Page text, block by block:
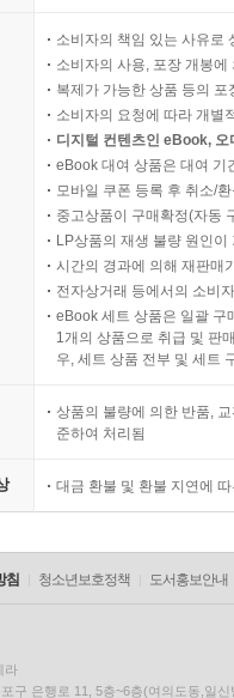
소비자의 책임 있는 사유로
소비자의 사용, 포장 개봉
복제가 가능한 상품 등의
소비자의 요청에 따라 개별
디지털 컨텐츠인 eBook,
eBook 대여 상품은 대여 기
모바일 쿠폰 등록 후 취소/
중고상품이 구매확정(자동
LP상품의 재생 불량 원인
시간의 경과에 의해 재판매
전자상거래 등에서의 소비
eBook 세트 상품은 일괄 구
1개의 상품으로 취급 및 판
우, 세트 상품 전부 및 세트
상품의 불량에 의한 반품,
준하여 처리됨
대금 환불 및 환불 지연에
침 청소년보호정책 도서홍보안내
라
구 은행로 11, 5층~6층(여의도동,일신